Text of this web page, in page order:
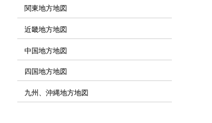
関東地方地図
近畿地方地図
中国地方地図
四国地方地図
九州、沖縄地方地図